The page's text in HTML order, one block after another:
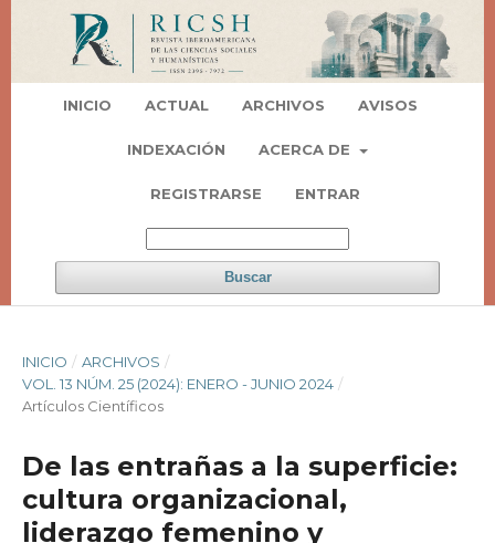
INICIO ACTUAL ARCHIVOS AVISOS
INDEXACIÓN ACERCA DE
REGISTRARSE ENTRAR
Buscar
INICIO / ARCHIVOS /
VOL. 13 NÚM. 25 (2024): ENERO - JUNIO 2024 /
Artí­culos Científicos
De las entrañas a la superficie:
cultura organizacional,
liderazgo femenino y